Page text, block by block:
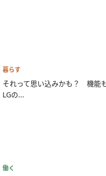
暮らす
それって思い込みかも？ 機能
LGの...
働く